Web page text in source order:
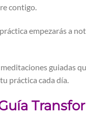
contigo.
empezarás a
guiadas
práctica cada día.